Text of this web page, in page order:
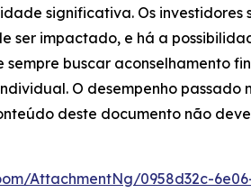
significativa. Os investidores
ser impactado, e há a
buscar aconselhamento
O desempenho passado
deste documento não
AttachmentNg/0958d32c-